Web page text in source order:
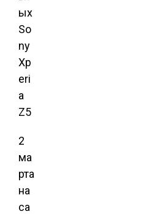
2
ма
рта
на
са